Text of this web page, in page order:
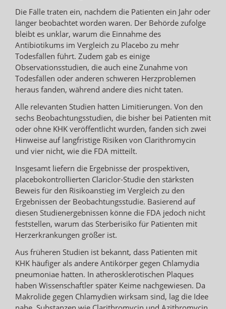
Die Fälle traten ein, nachdem die Patienten ein Jahr oder
länger beobachtet worden waren. Der Behörde zufolge
bleibt es unklar, warum die Einnahme des
Antibiotikums im Vergleich zu Placebo zu mehr
Todesfällen führt. Zudem gab es einige
Observationsstudien, die auch eine Zunahme von
Todesfällen oder anderen schweren Herzproblemen
heraus fanden, während andere dies nicht taten.
Alle relevanten Studien hatten Limitierungen. Von den
sechs Beobachtungsstudien, die bisher bei Patienten mit
oder ohne KHK veröffentlicht wurden, fanden sich zwei
Hinweise auf langfristige Risiken von Clarithromycin
und vier nicht, wie die FDA mitteilt.
Insgesamt liefern die Ergebnisse der prospektiven,
placebokontrollierten Clariclor-Studie den stärksten
Beweis für den Risikoanstieg im Vergleich zu den
Ergebnissen der Beobachtungsstudie. Basierend auf
diesen Studienergebnissen könne die FDA jedoch nicht
feststellen, warum das Sterberisiko für Patienten mit
Herzerkrankungen größer ist.
Aus früheren Studien ist bekannt, dass Patienten mit
KHK häufiger als andere Antikörper gegen Chlamydia
pneumoniae hatten. In atherosklerotischen Plaques
haben Wissenschaftler später Keime nachgewiesen. Da
Makrolide gegen Chlamydien wirksam sind, lag die Idee